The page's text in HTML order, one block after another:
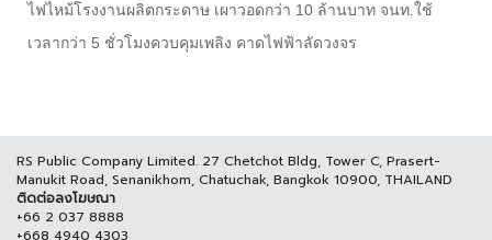
ไฟไหม้โรงงานผลิตกระดาษ เผาวอดกว่า 10 ล้านบาท จนท.ใช้
เวลากว่า 5 ชั่วโมงควบคุมเพลิง คาดไฟฟ้าลัดวงจร
RS Public Company Limited. 27 Chetchot Bldg, Tower C, Prasert-
Manukit Road, Senanikhom, Chatuchak, Bangkok 10900, THAILAND
ติดต่อลงโฆษณา
+66 2 037 8888
+668 4940 4303